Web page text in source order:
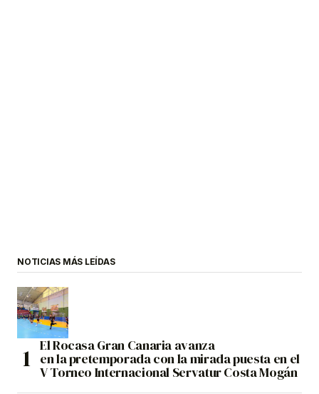
NOTICIAS MÁS LEÍDAS
El Rocasa Gran Canaria avanza
en la pretemporada con la mirada puesta en el
V Torneo Internacional Servatur Costa Mogán